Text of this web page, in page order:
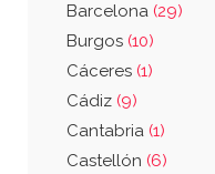
Barcelona (29)
Burgos (10)
Cáceres (1)
Cádiz (9)
Cantabria (1)
Castellón (6)